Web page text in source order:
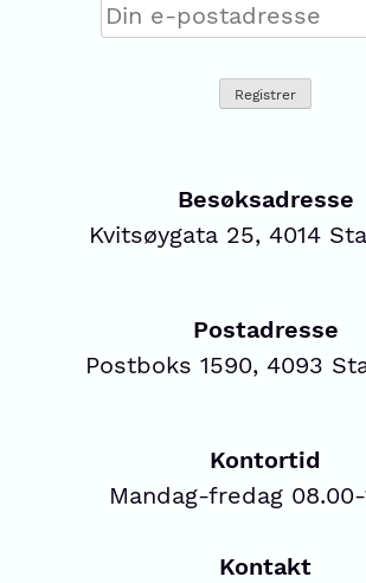
Besøksadresse
Kvitsøygata 25, 4014
Postadresse
Postboks 1590, 4093
Kontortid
Mandag-fredag 08.00-
Kontakt